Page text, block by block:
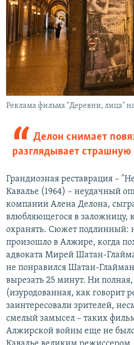
Реклама фильма "Деревни, лица"
Делон снимает
разглядывает страшную
Грандиозная реставрация –
Кавалье (1964) – неудачный
компании Алена Делона,
влюбляющегося в заложницу,
охранять. Сюжет подлинный:
произошло в Алжире, когда
адвоката Мирей Шатан-
не понравился Шатан-
вырезать 25 минут. Ни
(изуродованная, как говорит
заинтересовали зрителей,
смелый замысел – таких
Алжирской войны еще не